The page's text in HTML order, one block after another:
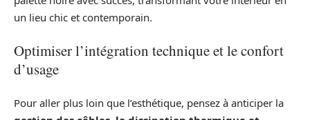
un lieu chic et contemporain.
Optimiser l’intégration technique et le confort
d’usage
Pour aller plus loin que l’esthétique, pensez à anticiper la